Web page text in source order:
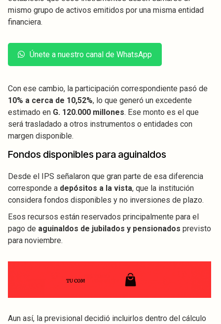
mismo grupo de activos emitidos por una misma entidad
financiera.
Únete a nuestro canal de WhatsApp
Con ese cambio, la participación correspondiente pasó de
10% a cerca de 10,52%, lo que generó un excedente
estimado en G. 120.000 millones. Ese monto es el que
será trasladado a otros instrumentos o entidades con
margen disponible.
Fondos disponibles para aguinaldos
Desde el IPS señalaron que gran parte de esa diferencia
corresponde a depósitos a la vista, que la institución
considera fondos disponibles y no inversiones de plazo.
Esos recursos están reservados principalmente para el
pago de aguinaldos de jubilados y pensionados previsto
para noviembre.
Aun así, la previsional decidió incluirlos dentro del cálculo